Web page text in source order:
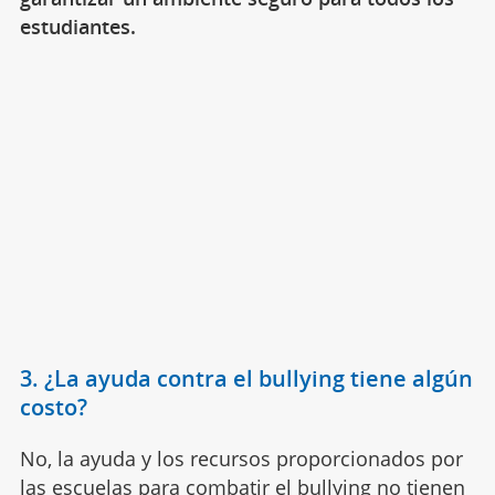
estudiantes.
3. ¿La ayuda contra el bullying tiene algún
costo?
No, la ayuda y los recursos proporcionados por
las escuelas para combatir el bullying no tienen